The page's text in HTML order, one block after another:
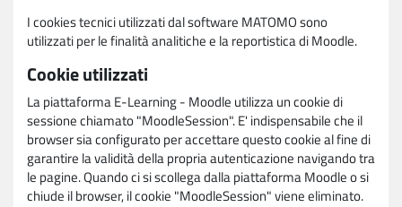
I cookies tecnici utilizzati dal software MATOMO sono
utilizzati per le finalità analitiche e la reportistica di Moodle.
Cookie utilizzati
La piattaforma E-Learning - Moodle utilizza un cookie di
sessione chiamato "MoodleSession". E' indispensabile che il
browser sia configurato per accettare questo cookie al fine di
garantire la validità della propria autenticazione navigando tra
le pagine. Quando ci si scollega dalla piattaforma Moodle o si
chiude il browser, il cookie "MoodleSession" viene eliminato.